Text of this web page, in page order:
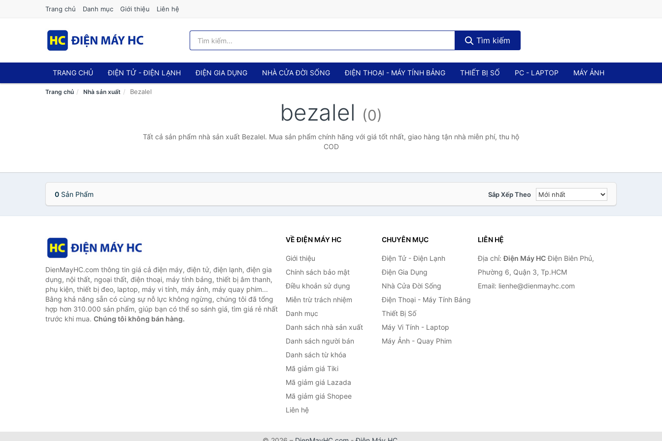
Trang chủ Danh mục Giới thiệu Liên hệ
Tìm kiếm
TRANG CHỦ ĐIỆN TỬ - ĐIỆN LẠNH ĐIỆN GIA DỤNG NHÀ CỬA ĐỜI SỐNG ĐIỆN THOẠI - MÁY TÍNH BẢNG THIẾT BỊ SỐ PC - LAPTOP MÁY ẢNH
Trang chủ Nhà sản xuất Bezalel
bezalel (0)
Tất cả sản phẩm nhà sản xuất Bezalel. Mua sản phẩm chính hãng với giá tốt nhất, giao hàng tận nhà miễn phí, thu hộ
COD
0 Sản Phẩm Sắp Xếp Theo
DienMayHC.com thông tin giá cả điện máy, điện tử, điện lạnh, điện gia
dụng, nội thất, ngoại thất, điện thoại, máy tính bảng, thiết bị âm thanh,
phụ kiện, thiết bị đeo, laptop, máy vi tính, máy ảnh, máy quay phim...
Bằng khả năng sẵn có cùng sự nỗ lực không ngừng, chúng tôi đã tổng
hợp hơn 310.000 sản phẩm, giúp bạn có thể so sánh giá, tìm giá rẻ nhất
trước khi mua. Chúng tôi không bán hàng.
VỀ ĐIỆN MÁY HC
Giới thiệu
Chính sách bảo mật
Điều khoản sử dụng
Miễn trừ trách nhiệm
Danh mục
Danh sách nhà sản xuất
Danh sách người bán
Danh sách từ khóa
Mã giảm giá Tiki
Mã giảm giá Lazada
Mã giảm giá Shopee
Liên hệ
CHUYÊN MỤC
Điện Tử - Điện Lạnh
Điện Gia Dụng
Nhà Cửa Đời Sống
Điện Thoại - Máy Tính Bảng
Thiết Bị Số
Máy Vi Tính - Laptop
Máy Ảnh - Quay Phim
LIÊN HỆ
Địa chỉ:Điện Máy HCĐiện Biên Phủ,
Phường 6, Quận 3, Tp.HCM
Email: lienhe@dienmayhc.com